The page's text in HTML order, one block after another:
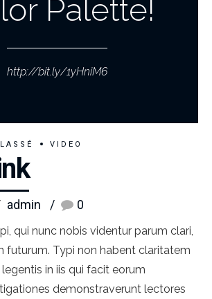
Palette!
http://bit.ly/1yHniM6
VIDEO
admin 0
qui nunc nobis videntur parum clari,
futurum. Typi non habent claritatem
in iis qui facit eorum
demonstraverunt lectores